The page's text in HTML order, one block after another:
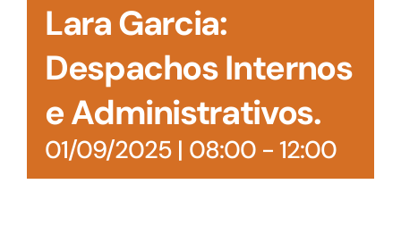
Lara Garcia:
Despachos Internos
e Administrativos.
01/09/2025 | 08:00- 12:00